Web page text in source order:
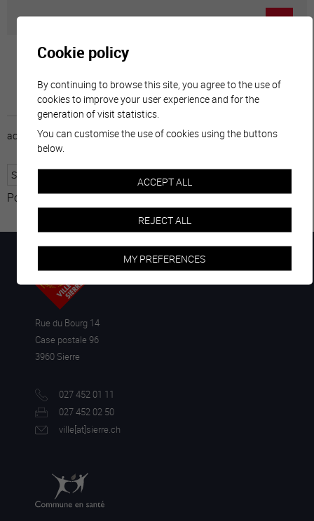
accueil horaire emploi mentions légales
Powered by Translate
Rue du Bourg 14
Case postale 96
3960 Sierre
027 452 01 11
027 452 02 50
ville[at]sierre.ch
Cookie policy
By continuing to browse this site, you agree to the use of
cookies to improve your user experience and for the
generation of visit statistics.
You can customise the use of cookies using the buttons
below.
ACCEPT ALL
REJECT ALL
MY PREFERENCES